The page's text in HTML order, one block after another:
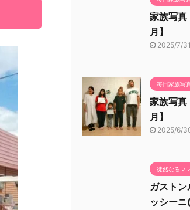
家族写真
月】
2025/7/31
毎日家族写
家族写真
月】
2025/6/
徒然なるマ
ガスト
ッシー